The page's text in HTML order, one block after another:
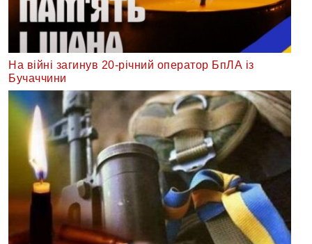
На війні загинув 20-річний оператор БпЛА із
Бучаччини